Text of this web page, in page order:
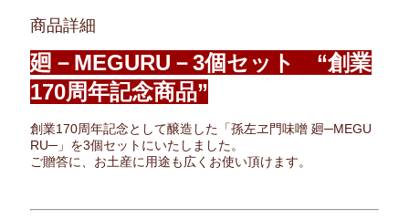
商品詳細
廻－MEGURU－3個セット “創業
170周年記念商品”
創業170周年記念として醸造した「孫左ヱ門味噌 廻─MEGU
RU─」を3個セットにいたしました。
ご贈答に、お土産に用途も広くお使い頂けます。